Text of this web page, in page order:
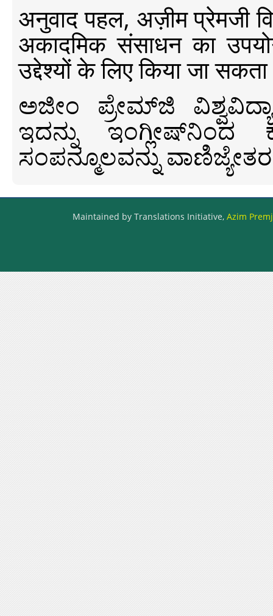
अनुवाद पहल, अज़ीम प्रेमजी
अकादमिक संसाधन का
उद्देश्यों के लिए किया जा
ಅಜೀಂ ಪ್ರೇಮ್‍ಜಿ
ಇದನ್ನು ಇಂಗ್ಲೀಷ್‍ನಿಂದ
ಸಂಪನ್ಮೂಲವನ್ನು
Maintained by Translations Initiative, Azim